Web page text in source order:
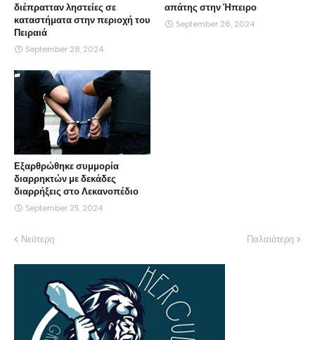
διέπρατταν ληστείες σε
καταστήματα στην περιοχή του
Πειραιά
September 28, 2024
απάτης στην Ήπειρο
September 26, 2024
Εξαρθρώθηκε συμμορία
διαρρηκτών με δεκάδες
διαρρήξεις στο Λεκανοπέδιο
September 25, 2024
Νεότερη Παλαιότερη